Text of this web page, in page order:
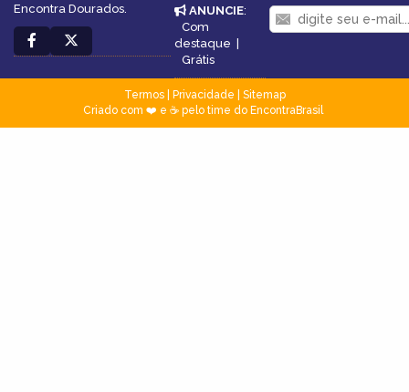
Encontra Dourados.
ANUNCIE:
Com
destaque |
Grátis
Termos| Privacidade
Sitemap
Criado com ❤️ e ☕ pelo time do EncontraBrasil